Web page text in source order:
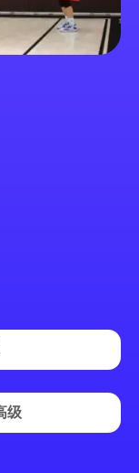
级